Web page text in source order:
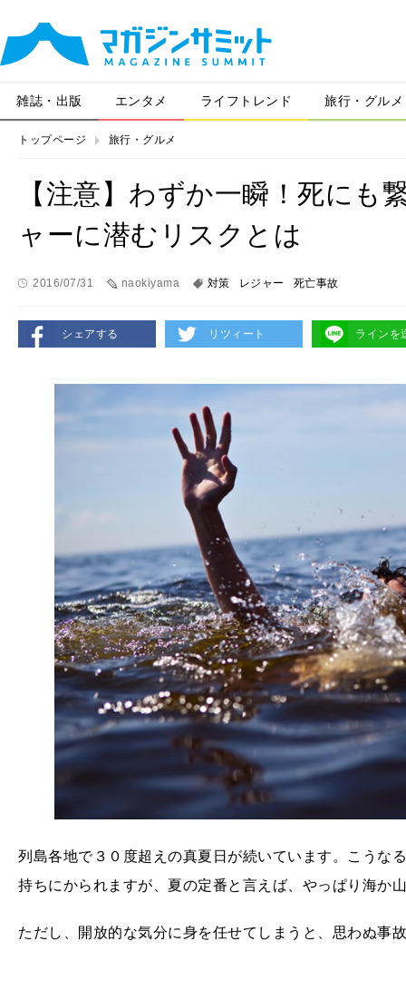
雑誌・出版 エンタメ ライフトレンド 旅行・グルメ
トップページ 旅行・グルメ
【注意】わずか一瞬！死にも
ャーに潜むリスクとは
2016/07/31 naokiyama 対策 レジャー 死亡事故
シェアする リツィート ラインを
列島各地で３０度超えの真夏日が続いています。こうな
持ちにかられますが、夏の定番と言えば、やっぱり海か
ただし、開放的な気分に身を任せてしまうと、思わぬ事